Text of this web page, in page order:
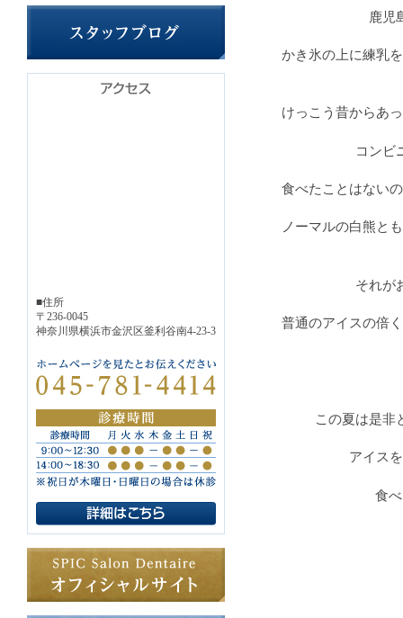
鹿児
かき氷の上に練乳
けっこう昔からあ
コンビ
食べたことはない
ノーマルの白熊と
それが
普通のアイスの倍
この夏は是非
アイス
食
■住所
〒236-0045
神奈川県横浜市金沢区釜利谷南4-23-3